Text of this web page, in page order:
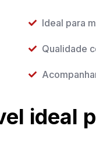
Ideal para
Qualidade
ideal